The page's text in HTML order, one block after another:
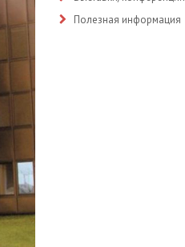
Полезная информация